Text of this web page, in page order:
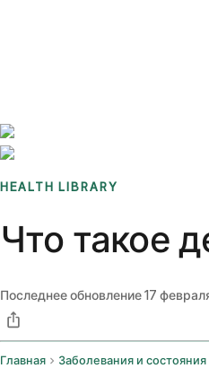
HEALTH LIBRARY
Что такое
Последнее обновление17
Главная Заболевания и состояния